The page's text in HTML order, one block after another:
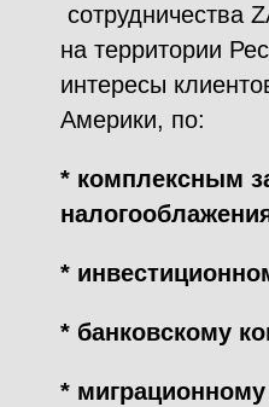
сотрудничества
на территории
интересы
Америки, по:
* комплексным
*
* банковскому
*